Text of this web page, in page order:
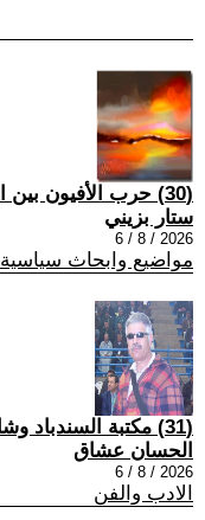
(30) حرب الأفيون بين الماضي و الحاضر
ستار بزيني
2026 / 8 / 6
مواضيع وابحاث سياسية
(31) مكتبة السندباد وشاشات الهاتف النقال
الحسان عشاق
2026 / 8 / 6
الادب والفن